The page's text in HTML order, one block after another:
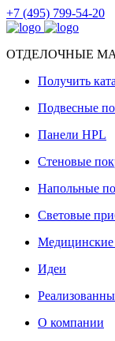
+7 (495) 799-54-20
ОТДЕЛОЧНЫЕ
Получить
Подвесные
Панели HPL
Стеновые
Напольные
Световые
Медицинские
Идеи
О компании